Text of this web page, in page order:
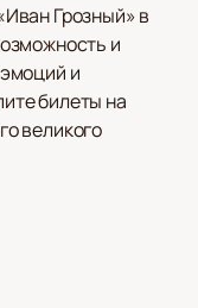
Грозный» в
и
и
билеты на
великого